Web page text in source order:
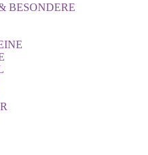
BESONDERE